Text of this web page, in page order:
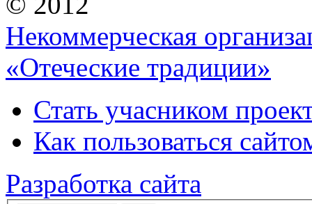
Некоммерческая
«Отеческие традиции»
Стать учасником
Как пользоваться
Разработка сайта